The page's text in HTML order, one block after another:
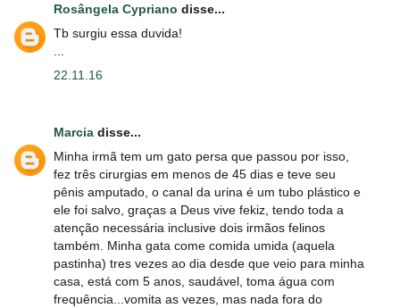
Rosângela Cypriano disse...
Tb surgiu essa duvida!
22.11.16
Marcia disse...
Minha irmã tem um gato persa que passou por isso,
fez três cirurgias em menos de 45 dias e teve seu
pênis amputado, o canal da urina é um tubo plástico e
ele foi salvo, graças a Deus vive fekiz, tendo toda a
atenção necessária inclusive dois irmãos felinos
também. Minha gata come comida umida (aquela
pastinha) tres vezes ao dia desde que veio para minha
casa, está com 5 anos, saudável, toma água com
frequência...vomita as vezes, mas nada fora do